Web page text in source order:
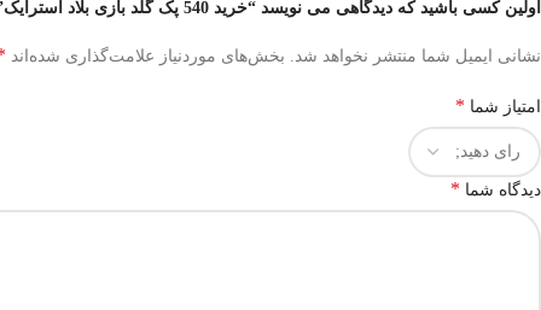
اولین کسی باشید که دیدگاهی می نویسد “خرید 540 پک گلد بازی بلاد استرایک”
نشانی ایمیل شما منتشر نخواهد شد. بخش‌های موردنیاز علامت‌گذاری شده‌اند
امتیاز شما *
دیدگاه شما *